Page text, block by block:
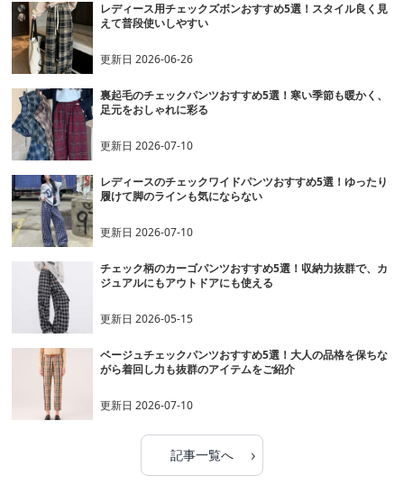
レディース用チェックズボンおすすめ5選！スタイル良く見
えて普段使いしやすい
更新日2026-06-26
裏起毛のチェックパンツおすすめ5選！寒い季節も暖かく、
足元をおしゃれに彩る
更新日2026-07-10
レディースのチェックワイドパンツおすすめ5選！ゆったり
履けて脚のラインも気にならない
更新日2026-07-10
チェック柄のカーゴパンツおすすめ5選！収納力抜群で、カ
ジュアルにもアウトドアにも使える
更新日2026-05-15
ベージュチェックパンツおすすめ5選！大人の品格を保ちな
がら着回し力も抜群のアイテムをご紹介
更新日2026-07-10
記事一覧へ ›